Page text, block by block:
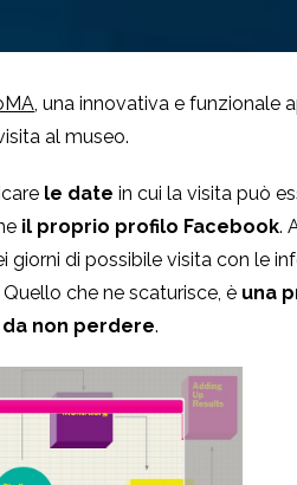
, una innovativa e funzionale
al museo.
le date in cui la visita può
il proprio profilo Facebook.
giorni di possibile visita con le
che ne scaturisce, è una
non perdere.